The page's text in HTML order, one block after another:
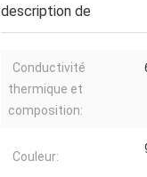
description de
Conductivité
thermique et
composition:
Couleur: